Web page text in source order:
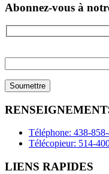
Abonnez-vous à
field
empty.
Téléphone: 438-
Télécopieur: 514-
LIENS RAPIDES